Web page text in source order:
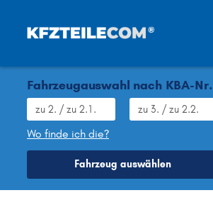
Fahrzeugauswahl nach KBA-Nr.
Wo finde ich die?
Fahrzeug auswählen